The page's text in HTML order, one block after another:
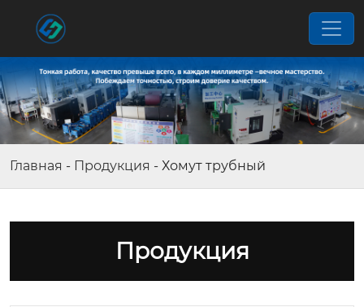
Главная - Продукция - Хомут трубный
Продукция